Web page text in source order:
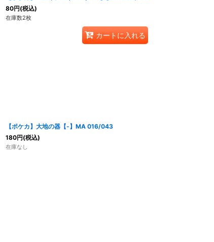
80円(税込)
在庫数2枚
カートに入れる
【ポケカ】大地の器【-】MA 016/043
180円(税込)
在庫なし